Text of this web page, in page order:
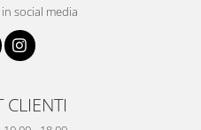
social media
CLIENTI